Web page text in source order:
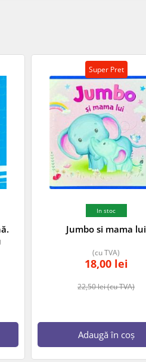
Super Pret
In stoc
Jumbo si mama lui
22,50lei(cu TVA)
18,00 lei
(cu TVA)
Adaugă în coș